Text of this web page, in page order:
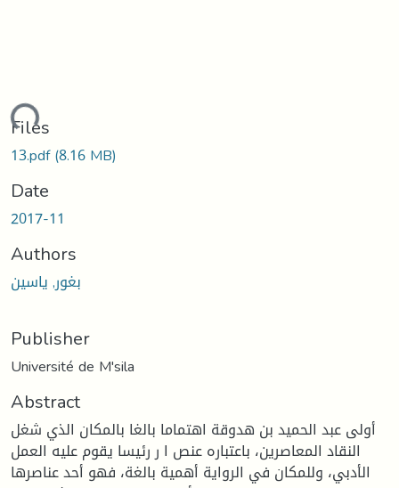
Files
13.pdf(8.16 MB)
Date
2017-11
Authors
بغور, ياسين
Publisher
Université de M'sila
Abstract
أولى عبد الحميد بن هدوقة اهتماما بالغا بالمكان الذي شغل
النقاد المعاصرين، باعتباره عنص ا ر رئيسا يقوم عليه العمل
الأدبي، وللمكان في الرواية أهمية بالغة، فهو أحد عناصرها